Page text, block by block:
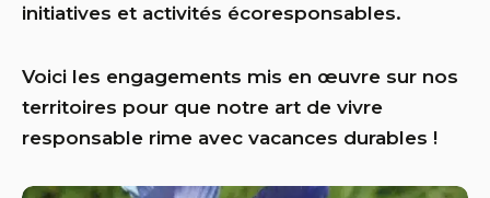
initiatives et activités écoresponsables.
Voici les engagements mis en œuvre sur nos
territoires pour que notre art de vivre
responsable rime avec vacances durables !